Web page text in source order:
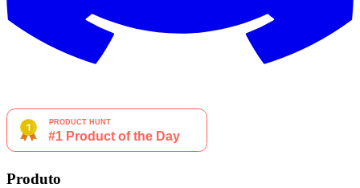
Produto